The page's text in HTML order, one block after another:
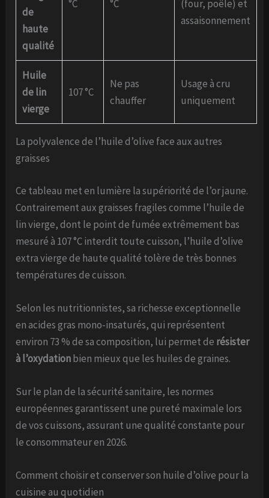
de
haute
qualité
°C °C
(four, poêle) et
assaisonnement
Huile
de lin
vierge
107 °C
Ne pas
chauffer
Usage à cru
uniquement
La polyvalence de l’huile d’olive face aux autres
graisses
Ce tableau met en lumière la supériorité de l’or jaune.
Contrairement aux graisses fragiles comme l’huile de
lin vierge, dont le point de fumée extrêmement bas
mesuré à 107 °C interdit toute cuisson, l’huile d’olive
extra vierge de haute qualité tolère de très bonnes
températures de cuisson.
Selon les nutritionnistes, sa richesse exceptionnelle
en acides gras mono-insaturés, qui représentent
environ 73 % de sa composition, lui permet de résister
à l’oxydationbien mieux que les huiles de graines.
Sur le plan de la sécurité sanitaire, les normes
européennes garantissent une pureté maximale lors
de vos cuissons, assurant une qualité constante pour
le consommateur en 2026.
Comment choisir et conserver son huile d’olive pour la
cuisine au quotidien